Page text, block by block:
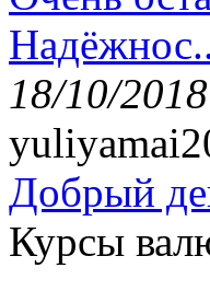
18/10/2018
Добрый
Курсы